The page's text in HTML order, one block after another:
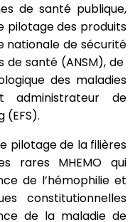
de santé publique,
pilotage des produits
nationale de sécurité
santé (ANSM), de
des maladies
administrateur de
(EFS).
pilotage de la filières
rares MHEMO qui
de l’hémophilie et
constitutionnelles
de la maladie de